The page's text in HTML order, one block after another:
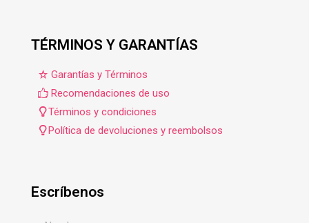
TÉRMINOS Y GARANTÍAS
Garantías y Términos
Recomendaciones de uso
Términos y condiciones
Política de devoluciones y reembolsos
Escríbenos